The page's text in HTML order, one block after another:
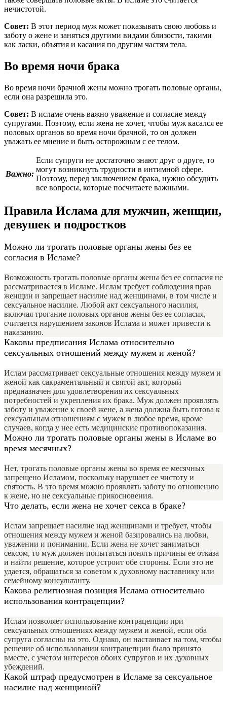
нечистотой.
Совет: В этот период муж может показывать свою любовь и
заботу о жене и заняться другими видами близости, такими
как ласки, объятия и касания по другим частям тела.
Во время ночи брака
Во время ночи брачной жены можно трогать половые органы,
если она разрешила это.
Совет: В исламе очень важно уважение и согласие между
супругами. Поэтому, если жена не хочет, чтобы муж касался ее
половых органов во время ночи брачной, то он должен
уважать ее мнение и быть осторожным с ее телом.
Важно:
Если супруги не достаточно знают друг о друге, то
могут возникнуть трудности в интимной сфере.
Поэтому, перед заключением брака, нужно обсудить
все вопросы, которые посчитаете важными.
Правила Ислама для мужчин, женщин,
девушек и подростков
Можно ли трогать половые органы жены без ее
согласия в Исламе?
Возможность трогать половые органы жены без ее согласия не
рассматривается в Исламе. Ислам требует соблюдения прав
женщин и запрещает насилие над женщинами, в том числе и
сексуальное насилие. Любой акт сексуального насилия,
включая трогание половых органов жены без ее согласия,
считается нарушением законов Ислама и может привести к
наказанию.
Каковы предписания Ислама относительно
сексуальных отношений между мужем и женой?
Ислам рассматривает сексуальные отношения между мужем и
женой как сакраментальный и святой акт, который
предназначен для удовлетворения их сексуальных
потребностей и укрепления их брака. Муж должен проявлять
заботу и уважение к своей жене, а жена должна быть готова к
сексуальным отношениям с мужем в любое время, кроме
случаев, когда у нее есть медицинские противопоказания.
Можно ли трогать половые органы жены в Исламе во
время месячных?
Нет, трогать половые органы жены во время ее месячных
запрещено Исламом, поскольку нарушает ее чистоту и
святость. В это время можно проявлять заботу по отношению
к жене, но не сексуальные прикосновения.
Что делать, если жена не хочет секса в браке?
Ислам запрещает насилие над женщинами и требует, чтобы
отношения между мужем и женой базировались на любви,
уважении и понимании. Если жена не хочет заниматься
сексом, то муж должен попытаться понять причины ее отказа
и найти решение, которое устроит обе стороны. Если это не
удается, обращаться за советом к духовному наставнику или
семейному консультанту.
Какова религиозная позиция Ислама относительно
использования контрацепции?
Ислам позволяет использование контрацепции при
сексуальных отношениях между мужем и женой, если оба
супруга согласны на это. Однако, он настаивает на том, чтобы
решение об использовании контрацепции было принято
вместе, с учетом интересов обоих супругов и их духовных
убеждений.
Какой штраф предусмотрен в Исламе за сексуальное
насилие над женщиной?